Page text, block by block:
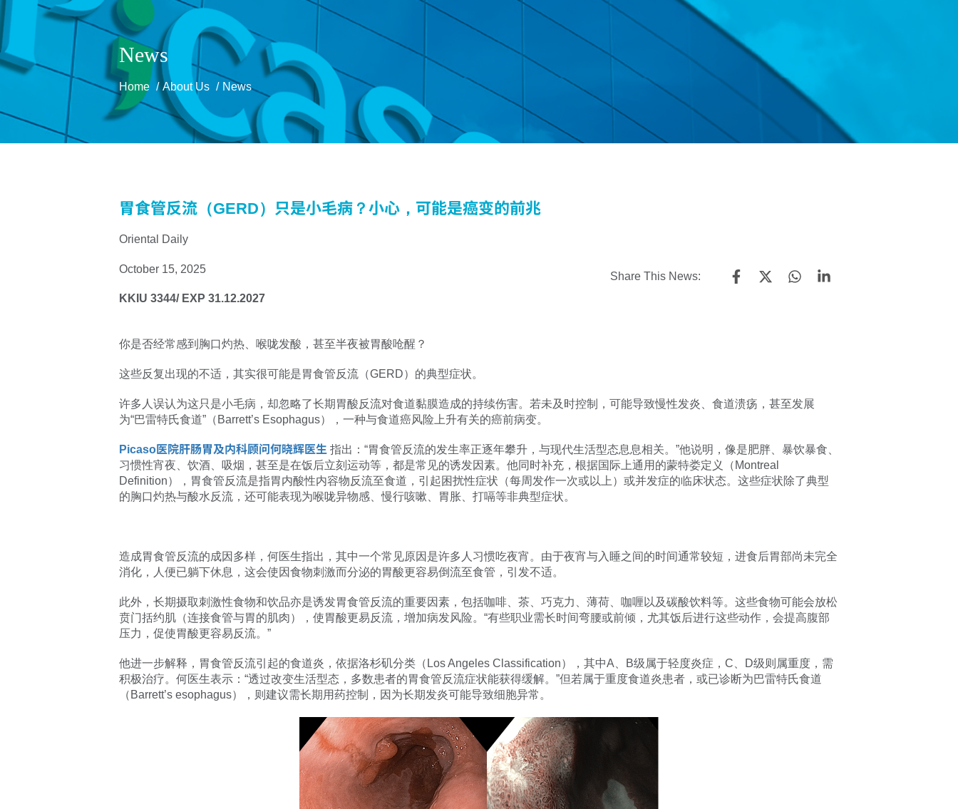
News
Home About Us News
胃食管反流（GERD）只是小毛病？小心，可能是癌变的前兆
Oriental Daily
October 15, 2025
Share This News:
KKIU 3344/ EXP 31.12.2027
你是否经常感到胸口灼热、喉咙发酸，甚至半夜被胃酸呛醒？
这些反复出现的不适，其实很可能是胃食管反流（GERD）的典型症状。
许多人误认为这只是小毛病，却忽略了长期胃酸反流对食道黏膜造成的持续伤害。若未及时控制，可能导致慢性发炎、食道溃疡，甚至发展
为“巴雷特氏食道”（Barrett’s Esophagus），一种与食道癌风险上升有关的癌前病变。
Picaso医院肝肠胃及内科顾问何晓辉医生 指出：“胃食管反流的发生率正逐年攀升，与现代生活型态息息相关。”他说明，像是肥胖、暴饮暴食、
习惯性宵夜、饮酒、吸烟，甚至是在饭后立刻运动等，都是常见的诱发因素。他同时补充，根据国际上通用的蒙特娄定义（Montreal
Definition），胃食管反流是指胃内酸性内容物反流至食道，引起困扰性症状（每周发作一次或以上）或并发症的临床状态。这些症状除了典型
的胸口灼热与酸水反流，还可能表现为喉咙异物感、慢行咳嗽、胃胀、打嗝等非典型症状。
造成胃食管反流的成因多样，何医生指出，其中一个常见原因是许多人习惯吃夜宵。由于夜宵与入睡之间的时间通常较短，进食后胃部尚未完全
消化，人便已躺下休息，这会使因食物刺激而分泌的胃酸更容易倒流至食管，引发不适。
此外，长期摄取刺激性食物和饮品亦是诱发胃食管反流的重要因素，包括咖啡、茶、巧克力、薄荷、咖喱以及碳酸饮料等。这些食物可能会放松
贲门括约肌（连接食管与胃的肌肉），使胃酸更易反流，增加病发风险。“有些职业需长时间弯腰或前倾，尤其饭后进行这些动作，会提高腹部
压力，促使胃酸更容易反流。”
他进一步解释，胃食管反流引起的食道炎，依据洛杉矶分类（Los Angeles Classification），其中A、B级属于轻度炎症，C、D级则属重度，需
积极治疗。何医生表示：“透过改变生活型态，多数患者的胃食管反流症状能获得缓解。”但若属于重度食道炎患者，或已诊断为巴雷特氏食道
（Barrett’s esophagus），则建议需长期用药控制，因为长期发炎可能导致细胞异常。